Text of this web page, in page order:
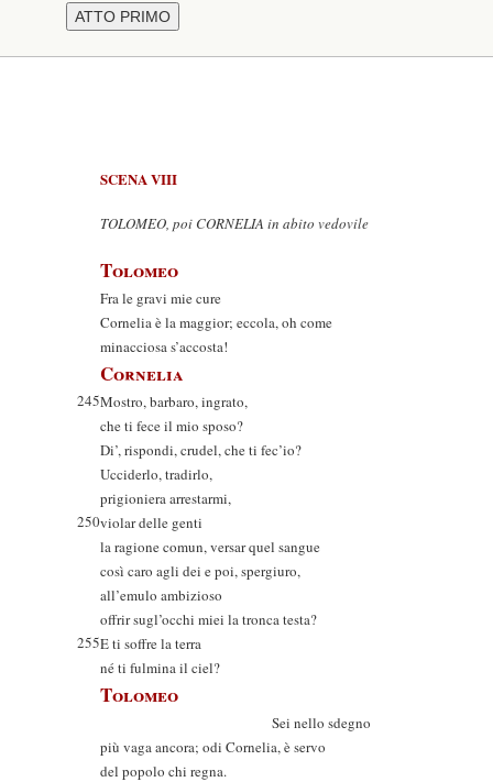
SCENA VIII
TOLOMEO, poi CORNELIA in abito vedovile
Tolomeo
Fra le gravi mie cure
Cornelia è la maggior; eccola, oh come
minacciosa s’accosta!
Cornelia
245Mostro, barbaro, ingrato,
che ti fece il mio sposo?
Di’, rispondi, crudel, che ti fec’io?
Ucciderlo, tradirlo,
prigioniera arrestarmi,
250violar delle genti
la ragione comun, versar quel sangue
così caro agli dei e poi, spergiuro,
all’emulo ambizioso
offrir sugl’occhi miei la tronca testa?
255E ti soffre la terra
né ti fulmina il ciel?
Tolomeo
Sei nello sdegno
più vaga ancora; odi Cornelia, è servo
del popolo chi regna.